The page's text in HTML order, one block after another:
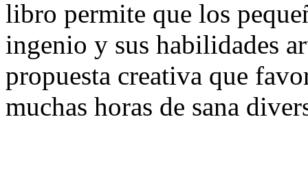
libro permite que los
ingenio y sus habilidades
propuesta creativa que
muchas horas de sana